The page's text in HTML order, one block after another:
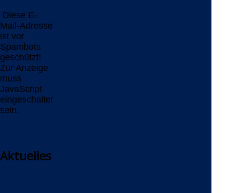
Diese E-
Mail-Adresse
ist vor
Spambots
geschützt!
Zur Anzeige
muss
JavaScript
eingeschaltet
sein.
Aktuelles